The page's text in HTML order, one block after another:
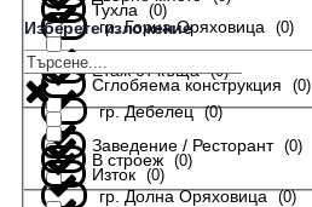
гр. Горна Оряховица (0)
гр. Дебелец (0)
гр. Долна Оряховица (0)
Етаж от къща (0)
Заведение / Ресторант (0)
Тухла (0)
Сглобяема конструкция (0)
В строеж (0)
Изберете изложение
Изток (0)